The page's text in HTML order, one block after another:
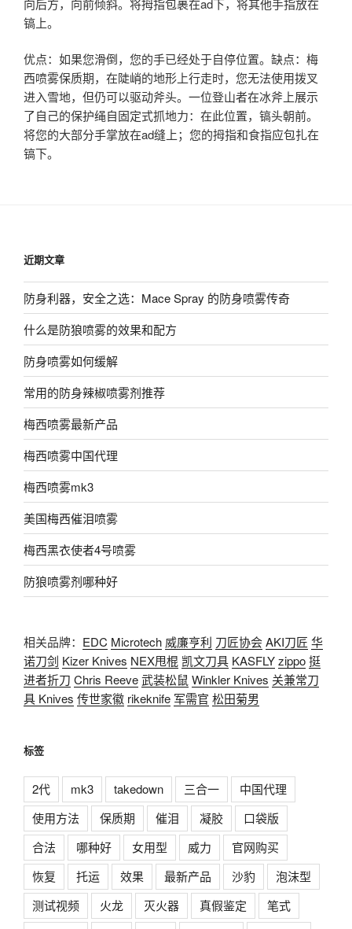
向后方，向前倾斜。将拇指包裹在ad下，将其他手指放在
镐上。
优点：如果您滑倒，您的手已经处于自停位置。缺点：梅
西喷雾保质期，在陡峭的地形上行走时，您无法使用拨叉
进入雪地，但仍可以驱动斧头。一位登山者在冰斧上展示
了自己的保护绳自固定式抓地力：在此位置，镐头朝前。
将您的大部分手掌放在ad缝上；您的拇指和食指应包扎在
镐下。
近期文章
防身利器，安全之选：Mace Spray 的防身喷雾传奇
什么是防狼喷雾的效果和配方
防身喷雾如何缓解
常用的防身辣椒喷雾剂推荐
梅西喷雾最新产品
梅西喷雾中国代理
梅西喷雾mk3
美国梅西催泪喷雾
梅西黑衣使者4号喷雾
防狼喷雾剂哪种好
相关品牌： EDC Microtech 威廉亨利 刀匠协会AKI刀匠 华
诺刀剑 Kizer Knives NEX甩棍 凯文刀具 KASFLYzippo挺
进者折刀 Chris Reeve武装松鼠 Winkler Knives 关兼常刀
具 Knives 传世家徽 rikeknife 军需官 松田菊男
标签
2代 mk3 takedown 三合一
中国代理
使用方法
保质期 催泪 凝胶
口袋版
合法
哪种好 女用型 威力
官网购买
恢复
托运 效果 最新产品 沙豹
泡沫型
测试视频
火龙 灭火器 真假鉴定
笔式